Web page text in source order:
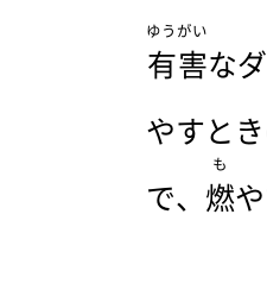
有害
ゆうがい
な
やすと
で、 燃
も